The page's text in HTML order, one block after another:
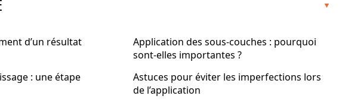
d’un résultat
: une étape
Application des sous-couches : pourquoi
sont-elles importantes ?
Astuces pour éviter les imperfections lors
de l’application